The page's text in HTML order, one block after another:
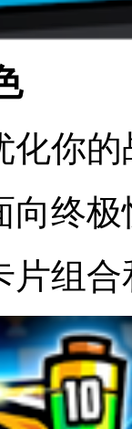
化你
向终
片组